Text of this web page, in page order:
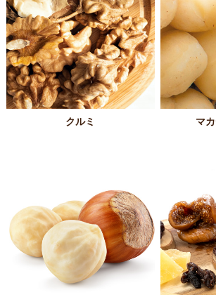
クルミ マ